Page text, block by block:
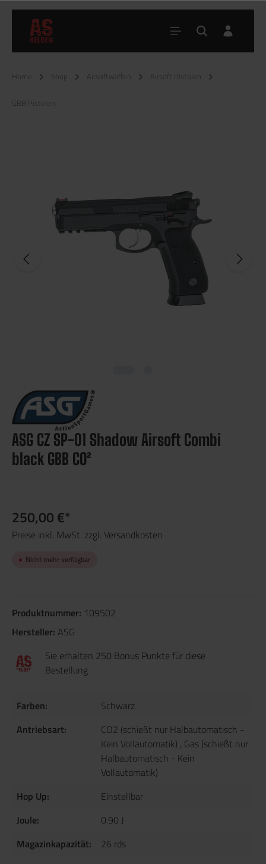
Home Shop Airsoftwaffen Airsoft Pistolen
GBB Pistolen
ASG CZ SP-01 Shadow Airsoft Combi
black GBB CO²
250,00 €*
Preise inkl. MwSt. zzgl. Versandkosten
Nicht mehr verfügbar
Produktnummer: 109502
Hersteller: ASG
Sie erhalten 250 Bonus Punkte für diese
Bestellung
Farben:
Schwarz
Antriebsart:
CO2 (schießt nur Halbautomatisch -
Kein Vollautomatik) , Gas (schießt nur
Halbautomatisch - Kein
Vollautomatik)
Hop Up:
Einstellbar
Joule:
0.90 J
Magazinkapazität:
26 rds